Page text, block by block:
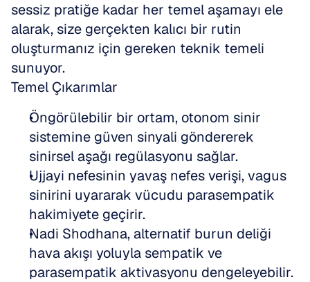
sessiz pratiğe kadar her temel aşamayı ele
alarak, size gerçekten kalıcı bir rutin
oluşturmanız için gereken teknik temeli
sunuyor.
Temel Çıkarımlar
Öngörülebilir bir ortam, otonom sinir
sistemine güven sinyali göndererek
sinirsel aşağı regülasyonu sağlar.
Ujjayi nefesinin yavaş nefes verişi, vagus
sinirini uyararak vücudu parasempatik
hakimiyete geçirir.
Nadi Shodhana, alternatif burun deliği
hava akışı yoluyla sempatik ve
parasempatik aktivasyonu dengeleyebilir.